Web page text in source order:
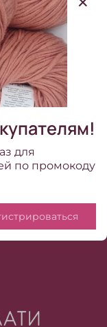
для
по промокоду